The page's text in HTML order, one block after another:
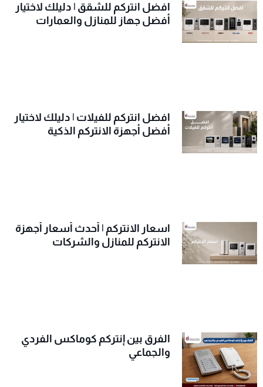
افضل انتركم للشقق | دليلك لاختيار
أفضل جهاز للمنازل والعمارات
افضل انتركم للفيلات | دليلك لاختيار
أفضل أجهزة الانتركم الذكية
اسعار الانتركم | أحدث أسعار أجهزة
الانتركم للمنازل والشركات
الفرق بين إنتركم كوماكس الفردي
والجماعي